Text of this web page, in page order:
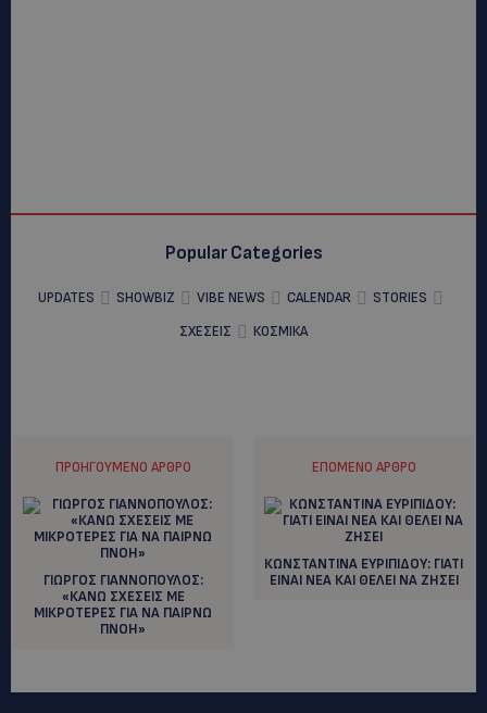
Popular Categories
UPDATES SHOWBIZ VIBE NEWS CALENDAR
STORIES
ΣΧΕΣΕΙΣ
ΚΟΣΜΙΚΑ
ΠΡΟΗΓΟΎΜΕΝΟ ΆΡΘΡΟ
ΓΙΩΡΓΟΣ ΓΙΑΝΝΟΠΟΥΛΟΣ:
«ΚΑΝΩ ΣΧΕΣΕΙΣ ΜΕ
ΜΙΚΡΟΤΕΡΕΣ ΓΙΑ ΝΑ ΠΑΙΡΝΩ
ΠΝΟΗ»
ΕΠΌΜΕΝΟ ΆΡΘΡΟ
ΚΩΝΣΤΑΝΤΙΝΑ ΕΥΡΙΠΙΔΟΥ: ΓΙΑΤΙ
ΕΙΝΑΙ ΝΕΑ ΚΑΙ ΘΕΛΕΙ ΝΑ ΖΗΣΕΙ